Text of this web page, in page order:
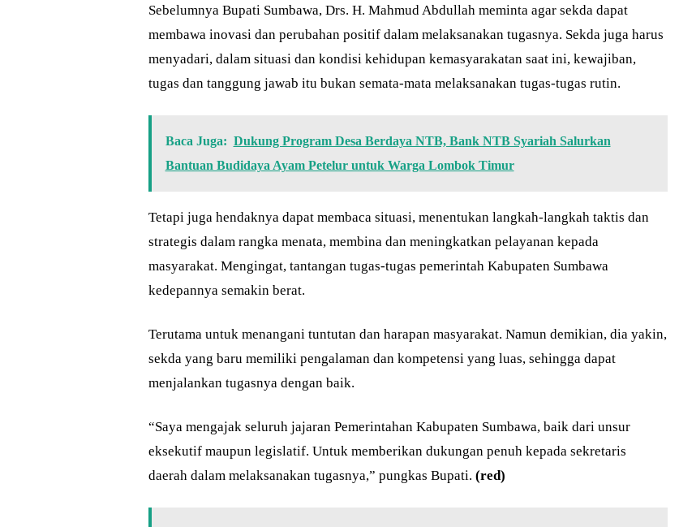
Sebelumnya Bupati Sumbawa, Drs. H. Mahmud Abdullah meminta agar sekda dapat
membawa inovasi dan perubahan positif dalam melaksanakan tugasnya. Sekda juga harus
menyadari, dalam situasi dan kondisi kehidupan kemasyarakatan saat ini, kewajiban,
tugas dan tanggung jawab itu bukan semata-mata melaksanakan tugas-tugas rutin.
Baca Juga: Dukung Program Desa Berdaya NTB, Bank NTB Syariah Salurkan
Bantuan Budidaya Ayam Petelur untuk Warga Lombok Timur
Tetapi juga hendaknya dapat membaca situasi, menentukan langkah-langkah taktis dan
strategis dalam rangka menata, membina dan meningkatkan pelayanan kepada
masyarakat. Mengingat, tantangan tugas-tugas pemerintah Kabupaten Sumbawa
kedepannya semakin berat.
Terutama untuk menangani tuntutan dan harapan masyarakat. Namun demikian, dia yakin,
sekda yang baru memiliki pengalaman dan kompetensi yang luas, sehingga dapat
menjalankan tugasnya dengan baik.
“Saya mengajak seluruh jajaran Pemerintahan Kabupaten Sumbawa, baik dari unsur
eksekutif maupun legislatif. Untuk memberikan dukungan penuh kepada sekretaris
daerah dalam melaksanakan tugasnya,” pungkas Bupati. (red)